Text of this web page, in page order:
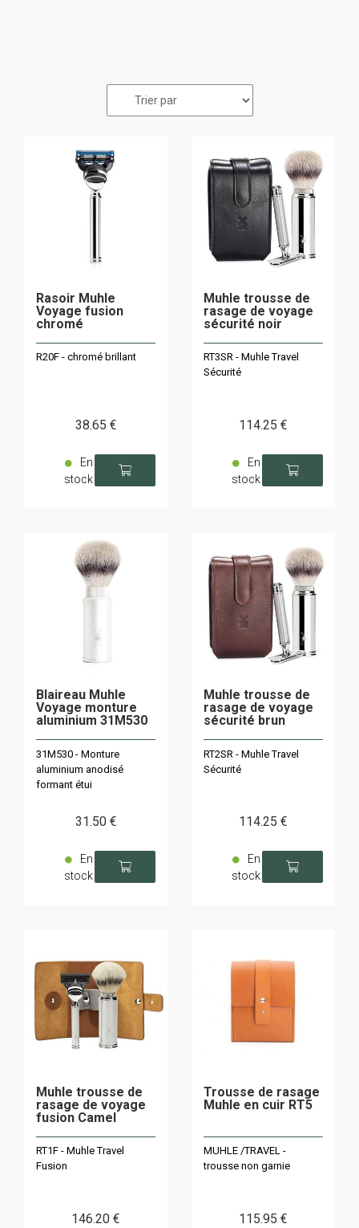
Rasoir Muhle
Voyage fusion
chromé
R20F - chromé brillant
38.65 €
En
stock
Muhle trousse de
rasage de voyage
sécurité noir
RT3SR - Muhle Travel
Sécurité
114.25 €
En
stock
Blaireau Muhle
Voyage monture
aluminium 31M530
31M530 - Monture
aluminium anodisé
formant étui
31.50 €
En
stock
Muhle trousse de
rasage de voyage
sécurité brun
RT2SR - Muhle Travel
Sécurité
114.25 €
En
stock
Muhle trousse de
rasage de voyage
fusion Camel
RT1F - Muhle Travel
Fusion
146.20 €
Trousse de rasage
Muhle en cuir RT5
MUHLE /TRAVEL -
trousse non garnie
115.95 €